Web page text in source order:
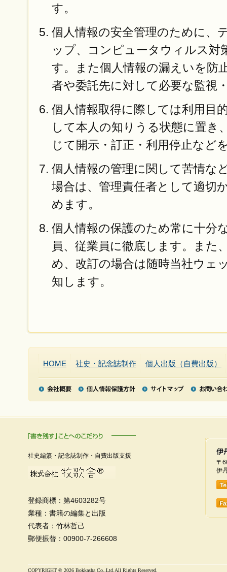
す。
個人情報の安全管理のために、
ップ、コンピュータウィルス対
す。また個人情報の漏えいを防
者や委託先に対して必要な監視
個人情報取得に際しては利用目
して本人の知りうる状態に置き
じて開示・訂正・利用停止など
個人情報の管理に関して苦情な
場合は、管理責任者として適切
めます。
個人情報の保護のため常に十分
員、従業員に徹底します。また
め、改訂の場合は随時当社ウェ
知します。
HOME 社史・記念誌制作 個人出版（自費出版）
社史編纂・記念誌制作・自費出版支援
登録商標：第4603282号
業種：書籍の編集と出版
代表者：竹林哲己
郵便振替：00900-7-266608
〒
伊
COPYRIGHT © 2026 Bokkasha Co.,Ltd.All Rights Reserved.